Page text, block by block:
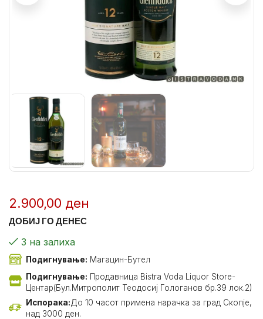
2.900,00 ден
ДОБИЈ ГО ДЕНЕС
3 на залиха
Подигнување: Магацин-Бутел
Подигнување: Продавница Bistra Voda Liquor Store-
Центар(Бул.Митрополит Теодосиј Гологанов бр.39 лок.2)
Испорака:До 10 часот примена нарачка за град Скопје,
над 3000 ден.